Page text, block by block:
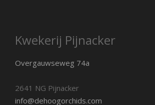
Kwekerij Pijnacker
Overgauwseweg 74a
2641 NG Pijnacker
info@dehoogorchids.com